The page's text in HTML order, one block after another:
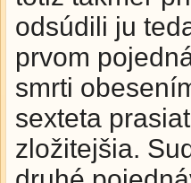
odsúdili ju
prvom
smrti
sexteta
zložitejšia.